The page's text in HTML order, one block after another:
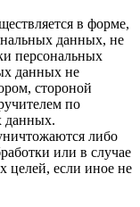
в форме,
данных, не
персональных
данных не
стороной
по
данных.
либо
или в случае
целей, если иное не